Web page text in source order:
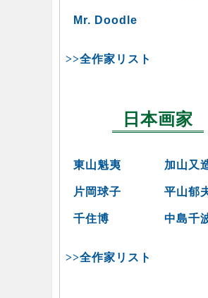
Mr. Doodle
>>全作家リスト
日本画家
東山魁夷 加山又
片岡球子 平山郁
千住博 中島千
>>全作家リスト